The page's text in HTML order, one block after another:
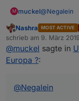
M muckel@Negalein
Früher
gemeldet,
daran.
Ich warte
Offline
Nashra MOST ACTIVE
schrieb am 9. März
zuletzt editiert von
@muckel sagte in
Europa ?:
@Negalein